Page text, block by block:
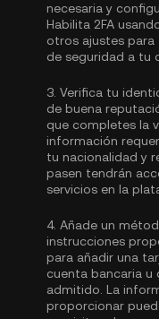
necesaria y
Habilita 2FA
otros ajustes para
de seguridad a tu
3. Verifica tu
de buena
que completes la
información
tu nacionalidad y
pasen tendrán
servicios en la
4. Añade un
instrucciones
para añadir una
cuenta bancaria
admitido. La
proporcionar